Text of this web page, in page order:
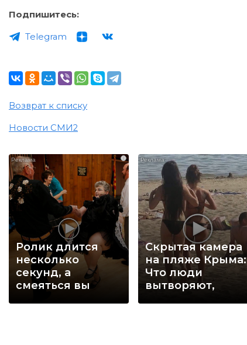
Подпишитесь:
Telegram
Возврат к списку
Новости СМИ2
i
Ролик длится
несколько
секунд, а
смеяться вы
Скрытая камера
на пляже Крыма:
Что люди
вытворяют,